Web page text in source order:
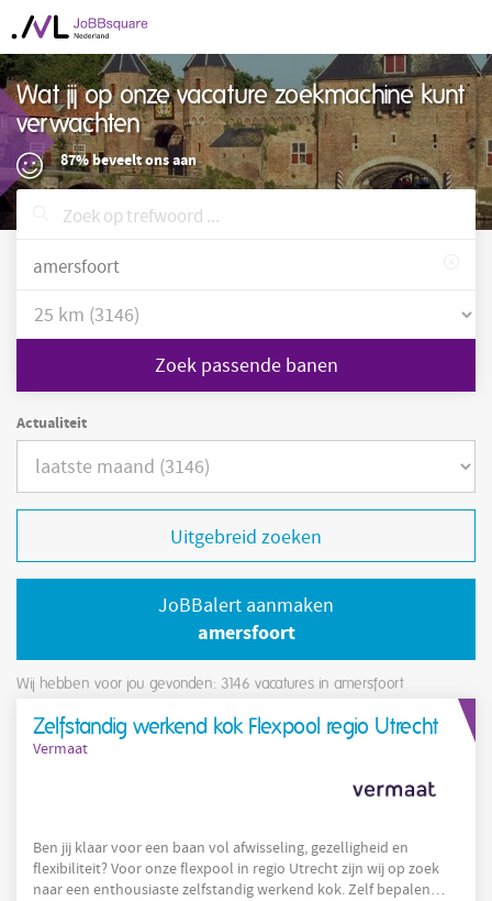
Wat jij op onze vacature zoekmachine kunt
verwachten
87% beveelt ons aan
Zoek passende banen
Actualiteit
Uitgebreid zoeken
JoBBalert aanmaken
amersfoort
Wij hebben voor jou gevonden: 3146 vacatures in amersfoort
Zelfstandig werkend kok Flexpool regio Utrecht
Vermaat
Ben jij klaar voor een baan vol afwisseling, gezelligheid en
flexibiliteit? Voor onze flexpool in regio Utrecht zijn wij op zoek
naar een enthousiaste zelfstandig werkend kok. Zelf bepalen